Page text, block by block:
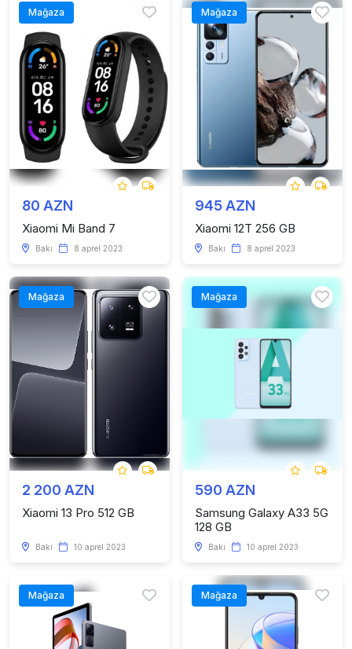
Mağaza
80 AZN
Xiaomi Mi Band 7
Bakı 8 aprel 2023
Mağaza
945 AZN
Xiaomi 12T 256 GB
Bakı 8 aprel 2023
Mağaza
2 200 AZN
Xiaomi 13 Pro 512 GB
Bakı 10 aprel 2023
Mağaza
590 AZN
Samsung Galaxy A33 5G
128 GB
Bakı 10 aprel 2023
Mağaza Mağaza